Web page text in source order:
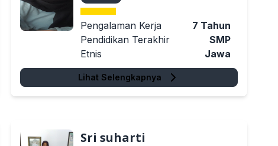
Pengalaman Kerja 7 Tahun
Pendidikan Terakhir
SMP
Etnis
Jawa
Lihat Selengkapnya
Sri suharti